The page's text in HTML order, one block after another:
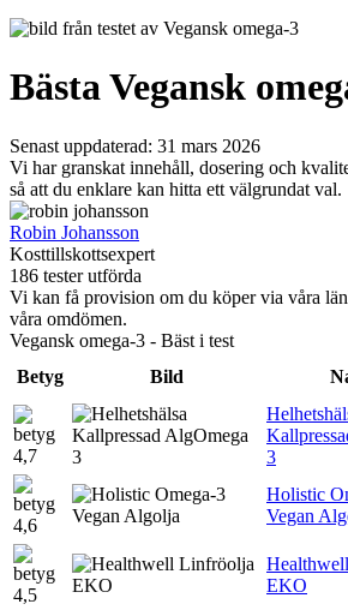
Bästa Vegansk
Senast uppdaterad: 31 mars 2026
Vi har granskat innehåll, dosering och
så att du enklare kan hitta ett välgrundat val.
Robin Johansson
Kosttillskottsexpert
186 tester utförda
Vi kan få provision om du köper via våra
våra omdömen.
Vegansk omega-3 - Bäst i test
Betyg
Bild
4,7
3
4,6
Holistic
Vegan
4,5
EKO